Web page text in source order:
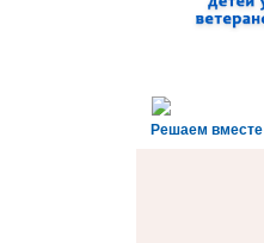
Решаем вместе